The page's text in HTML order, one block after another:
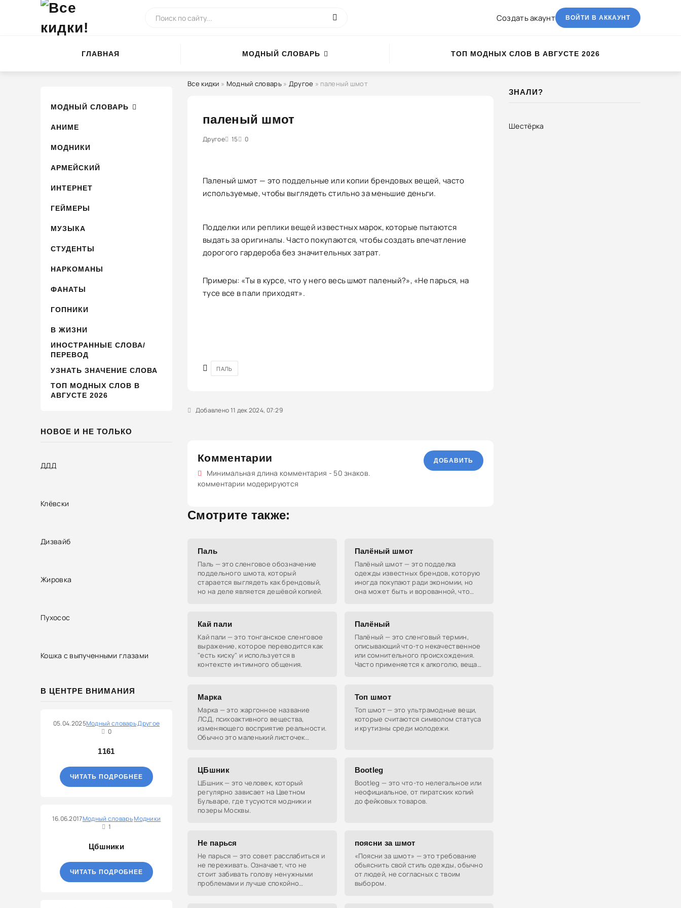
Создать акаунт ВОЙТИ В АККАУНТ
ГЛАВНАЯ МОДНЫЙ СЛОВАРЬ ТОП МОДНЫХ СЛОВ В АВГУСТЕ 2026
МОДНЫЙ СЛОВАРЬ
АНИМЕ
МОДНИКИ
АРМЕЙСКИЙ
ИНТЕРНЕТ
ГЕЙМЕРЫ
МУЗЫКА
СТУДЕНТЫ
НАРКОМАНЫ
ФАНАТЫ
ГОПНИКИ
В ЖИЗНИ
ИНОСТРАННЫЕ СЛОВА/
ПЕРЕВОД
УЗНАТЬ ЗНАЧЕНИЕ СЛОВА
ТОП МОДНЫХ СЛОВ В
АВГУСТЕ 2026
НОВОЕ И НЕ ТОЛЬКО
ДДД
Клёвски
Дизвайб
Жировка
Пухосос
Кошка с выпученными глазами
В ЦЕНТРЕ ВНИМАНИЯ
05.04.2025Модный словарьДругое
0
1161
ЧИТАТЬ ПОДРОБНЕЕ
16.06.2017Модный словарьМодники
1
Цбшники
ЧИТАТЬ ПОДРОБНЕЕ
Все кидки » Модный словарь» Другое » паленый шмот
паленый шмот
Другое 15 0
2 3 4 5
Паленый шмот — это поддельные или копии брендовых вещей, часто
используемые, чтобы выглядеть стильно за меньшие деньги.
Подделки или реплики вещей известных марок, которые пытаются
выдать за оригиналы. Часто покупаются, чтобы создать впечатление
дорогого гардероба без значительных затрат.
Примеры: «Ты в курсе, что у него весь шмот паленый?», «Не парься, на
тусе все в пали приходят».
ПАЛЬ
Добавлено 11 дек 2024, 07:29
Комментарии
Минимальная длина комментария - 50 знаков.
комментарии модерируются
ДОБАВИТЬ
Смотрите также:
Паль
Паль — это сленговое обозначение
поддельного шмота, который
старается выглядеть как брендовый,
но на деле является дешёвой копией.
Палёный шмот
Палёный шмот — это подделка
одежды известных брендов, которую
иногда покупают ради экономии, но
она может быть и ворованной, что
Кай пали
Кай пали — это тонганское сленговое
выражение, которое переводится как
"есть киску" и используется в
контексте интимного общения.
Палёный
Палёный — это сленговый термин,
описывающий что-то некачественное
или сомнительного происхождения.
Часто применяется к алкоголю, вещам
Марка
Марка — это жаргонное название
ЛСД, психоактивного вещества,
изменяющего восприятие реальности.
Обычно это маленький листочек
Топ шмот
Топ шмот — это ультрамодные вещи,
которые считаются символом статуса
и крутизны среди молодежи.
ЦБшник
ЦБшник — это человек, который
регулярно зависает на Цветном
Бульваре, где тусуются модники и
позеры Москвы.
Bootleg
Bootleg — это что-то нелегальное или
неофициальное, от пиратских копий
до фейковых товаров.
Не парься
Не парься — это совет расслабиться и
не переживать. Означает, что не
стоит забивать голову ненужными
проблемами и лучше спокойно
поясни за шмот
«Поясни за шмот» — это требование
объяснить свой стиль одежды, обычно
от людей, не согласных с твоим
выбором.
ЗНАЛИ?
Шестёрка